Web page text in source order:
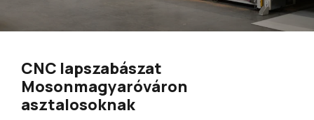
CNC lapszabászat
Mosonmagyaróváron
asztalosoknak